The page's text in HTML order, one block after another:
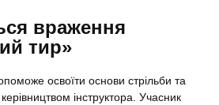
враження
тир»
освоїти основи стрільби та
інструктора. Учасник